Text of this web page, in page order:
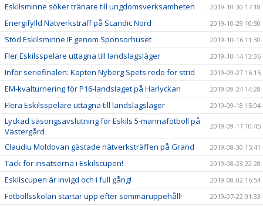
Eskilsminne söker tränare till ungdomsverksamheten 2019-10-30 17:18
Energifylld Nätverksträff på Scandic Nord 2019-10-29 10:50
Stöd Eskilsminne IF genom Sponsorhuset 2019-10-16 11:30
Fler Eskilsspelare uttagna till landslagsläger 2019-10-14 13:36
Inför seriefinalen: Kapten Nyberg Spets redo för strid 2019-09-27 16:15
EM-kvalturnering för P16-landslaget på Harlyckan 2019-09-24 14:28
Flera Eskilsspelare uttagna till landslagsläger 2019-09-18 15:04
Lyckad säsongsavslutning för Eskils 5-mannafotboll på
Västergård
2019-09-17 10:45
Claudiu Moldovan gästade nätverksträffen på Grand 2019-08-30 15:41
Tack för insatserna i Eskilscupen! 2019-08-23 22:28
Eskilscupen är invigd och i full gång! 2019-08-02 16:54
Fotbollsskolan startar upp efter sommaruppehåll! 2019-07-22 01:33